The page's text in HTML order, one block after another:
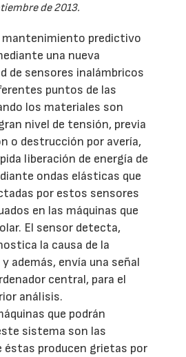
de 2013.
mantenimiento predictivo
una nueva
de sensores inalámbricos
puntos de las
los materiales son
nivel de tensión, previa
o destrucción por avería,
liberación de energía de
ondas elásticas que
por estos sensores
en las máquinas que
El sensor detecta,
la causa de la
además, envía una señal
central, para el
análisis.
que podrán
sistema son las
éstas producen grietas por